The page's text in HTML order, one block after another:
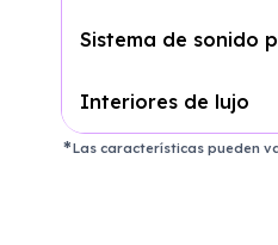
Sistema de sonido
Interiores de lujo
Las características pueden